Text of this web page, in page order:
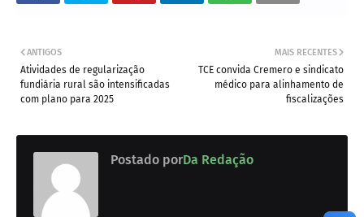
MAIS RECENTES
TCE convida Cremero e sindicato
médico para alinhamento de
fiscalizações
ANTIGOS
Atividades de regularização
fundiária rural são intensificadas
com plano para 2025
Postado porDa Redação